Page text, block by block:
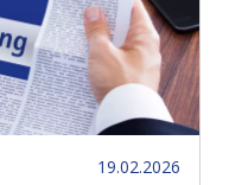
19.02.2026